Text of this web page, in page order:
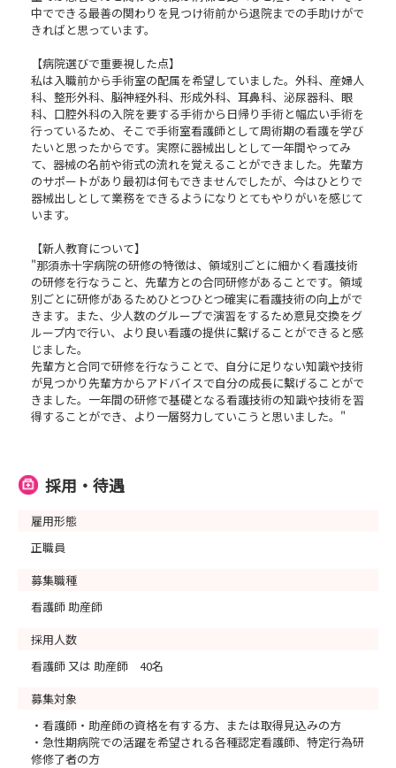
中でできる最善の関わりを見つけ術前から退院までの手助けがで
きればと思っています。
【病院選びで重要視した点】
私は入職前から手術室の配属を希望していました。外科、産婦人
科、整形外科、脳神経外科、形成外科、耳鼻科、泌尿器科、眼
科、口腔外科の入院を要する手術から日帰り手術と幅広い手術を
行っているため、そこで手術室看護師として周術期の看護を学び
たいと思ったからです。実際に器械出しとして一年間やってみ
て、器械の名前や術式の流れを覚えることができました。先輩方
のサポートがあり最初は何もできませんでしたが、今はひとりで
器械出しとして業務をできるようになりとてもやりがいを感じて
います。
【新人教育について】
"那須赤十字病院の研修の特徴は、領域別ごとに細かく看護技術
の研修を行なうこと、先輩方との合同研修があることです。領域
別ごとに研修があるためひとつひとつ確実に看護技術の向上がで
きます。また、少人数のグループで演習をするため意見交換をグ
ループ内で行い、より良い看護の提供に繫げることができると感
じました。
先輩方と合同で研修を行なうことで、自分に足りない知識や技術
が見つかり先輩方からアドバイスで自分の成長に繫げることがで
きました。一年間の研修で基礎となる看護技術の知識や技術を習
得することができ、より一層努力していこうと思いました。"
採用・待遇
雇用形態
正職員
募集職種
看護師 助産師
採用人数
看護師 又は 助産師 40名
募集対象
・看護師・助産師の資格を有する方、または取得見込みの方
・急性期病院での活躍を希望される各種認定看護師、特定行為研
修修了者の方